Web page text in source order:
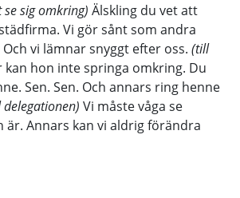
sig omkring) Älskling du vet att
Vi gör sånt som andra
vi lämnar snyggt efter oss. (till
kan hon inte springa omkring. Du
Sen. Sen. Och annars ring henne
Vi måste våga se
är. Annars kan vi aldrig förändra